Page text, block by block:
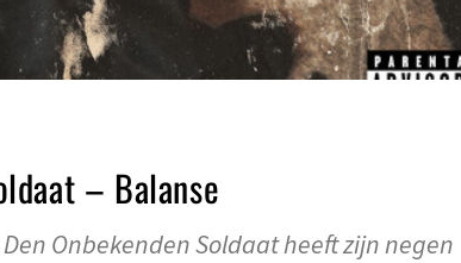
– Balanse
Onbekenden Soldaat heeft zijn negen